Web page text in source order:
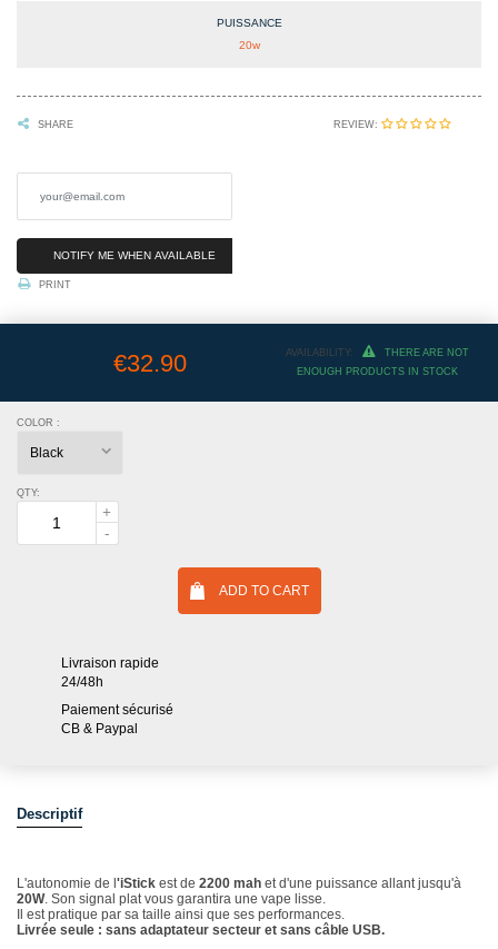
PUISSANCE
20w
SHARE
NOTIFY ME WHEN AVAILABLE
PRINT
REVIEW:
€32.90 AVAILABILITY:
THERE ARE NOT
ENOUGH PRODUCTS IN STOCK
COLOR :
QTY:
ADD TO CART
Livraison rapide
24/48h
Paiement sécurisé
CB & Paypal
Descriptif
L'autonomie de l 'iStick est de 2200 mah et d'une puissance allant jusqu'à
20W. Son signal plat vous garantira une vape lisse.
Il est pratique par sa taille ainsi que ses performances.
Livrée seule : sans adaptateur secteur et sans câble USB.